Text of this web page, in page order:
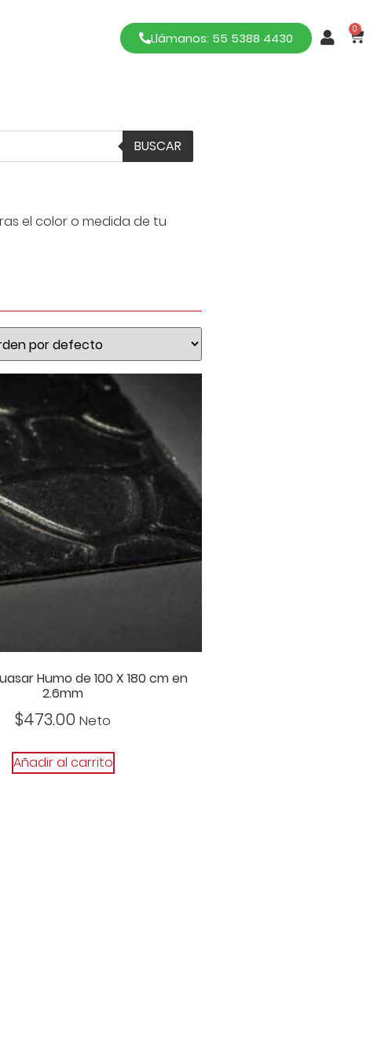
Llámanos: 55 5388 4430
0
BUSCAR
el color o medida de tu
Humo de 100 X 180 cm en
2.6mm
$473.00 Neto
Añadir al carrito